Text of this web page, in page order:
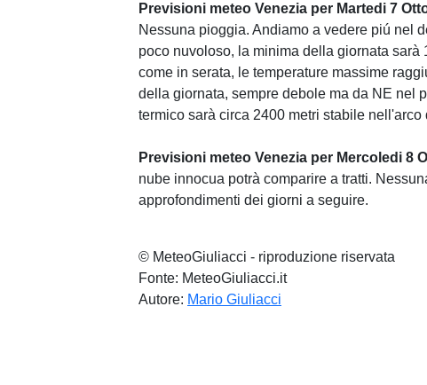
Previsioni meteo Venezia per Martedi 7
Nessuna pioggia. Andiamo a vedere piú nel
poco nuvoloso, la minima della giornata
come in serata, le temperature massime
della giornata, sempre debole ma da NE nel
termico sarà circa 2400 metri stabile nell'arco
Previsioni meteo Venezia per Mercoledi 8
nube innocua potrà comparire a tratti.
approfondimenti dei giorni a seguire.
© MeteoGiuliacci - riproduzione riservata
Fonte: MeteoGiuliacci.it
Autore: Mario Giuliacci